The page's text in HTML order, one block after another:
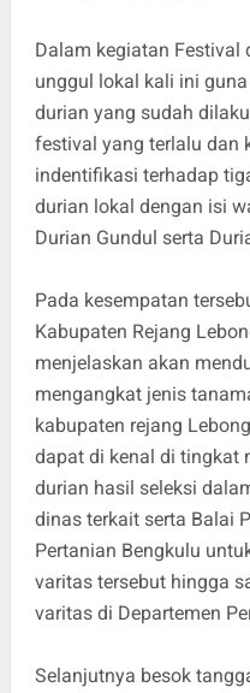
Dalam kegiatan Festival
unggul lokal kali ini
durian yang sudah
festival yang terlalu dan
indentifikasi terhadap
durian lokal dengan isi
Durian Gundul serta
Pada kesempatan
Kabupaten Rejang
menjelaskan akan
mengangkat jenis
kabupaten rejang
dapat di kenal di tingkat
durian hasil seleksi
dinas terkait serta Balai
Pertanian Bengkulu
varitas tersebut hingga
varitas di Departemen
Selanjutnya besok